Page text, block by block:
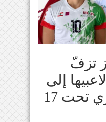
تزفّ
إلى
المنتخب القطري تحت 17